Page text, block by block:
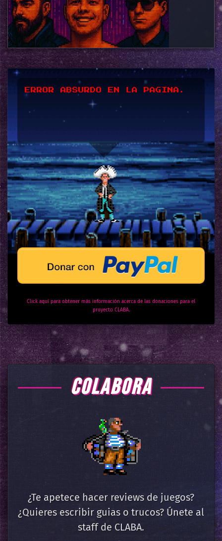
ERROR ABSURDO EN LA PAGINA.
Click aquí para obtener más información acerca de las donaciones para el
proyecto CLABA.
COLABORA
¿Te apetece hacer reviews de juegos?
¿Quieres escribir guias o trucos? Únete al
staff de CLABA.